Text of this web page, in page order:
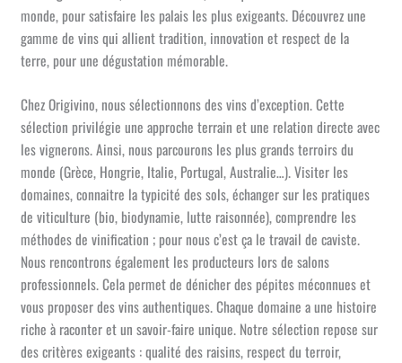
monde, pour satisfaire les palais les plus exigeants. Découvrez une
gamme de vins qui allient tradition, innovation et respect de la
terre, pour une dégustation mémorable.
Chez Origivino, nous sélectionnons des vins d’exception. Cette
sélection privilégie une approche terrain et une relation directe avec
les vignerons. Ainsi, nous parcourons les plus grands terroirs du
monde (Grèce, Hongrie, Italie, Portugal, Australie…). Visiter les
domaines, connaitre la typicité des sols, échanger sur les pratiques
de viticulture (bio, biodynamie, lutte raisonnée), comprendre les
méthodes de vinification ; pour nous c’est ça le travail de caviste.
Nous rencontrons également les producteurs lors de salons
professionnels. Cela permet de dénicher des pépites méconnues et
vous proposer des vins authentiques. Chaque domaine a une histoire
riche à raconter et un savoir-faire unique. Notre sélection repose sur
des critères exigeants : qualité des raisins, respect du terroir,